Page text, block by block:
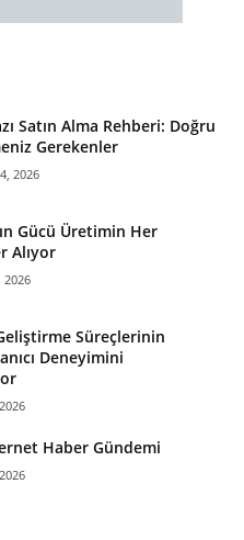
Satın Alma Rehberi: Doğru
Gerekenler
2026
Gücü Üretimin Her
Alıyor
2026
Süreçlerinin
Deneyimini
Haber Gündemi